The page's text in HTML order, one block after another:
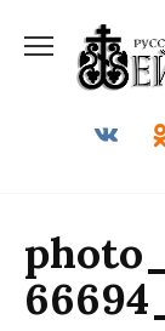
содержанию